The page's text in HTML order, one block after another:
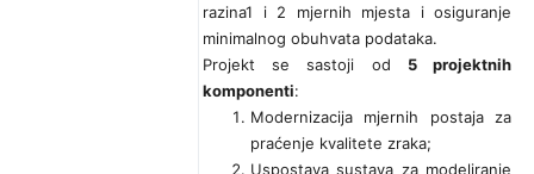
razina1 i 2 mjernih mjesta i osiguranje
minimalnog obuhvata podataka.
Projekt se sastoji od 5 projektnih
komponenti:
Modernizacija mjernih postaja za
praćenje kvalitete zraka;
Uspostava sustava za modeliranje